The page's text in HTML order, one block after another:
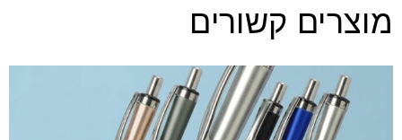
מוצרים קשורים